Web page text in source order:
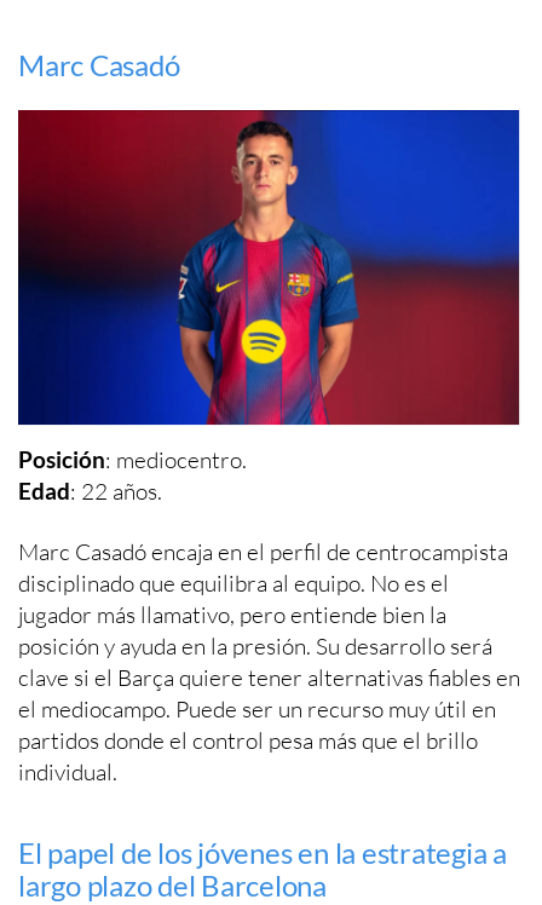
Marc Casadó
Posición: mediocentro.
Edad: 22 años.
Marc Casadó encaja en el perfil de centrocampista
disciplinado que equilibra al equipo. No es el
jugador más llamativo, pero entiende bien la
posición y ayuda en la presión. Su desarrollo será
clave si el Barça quiere tener alternativas fiables en
el mediocampo. Puede ser un recurso muy útil en
partidos donde el control pesa más que el brillo
individual.
El papel de los jóvenes en la estrategia a
largo plazo del Barcelona